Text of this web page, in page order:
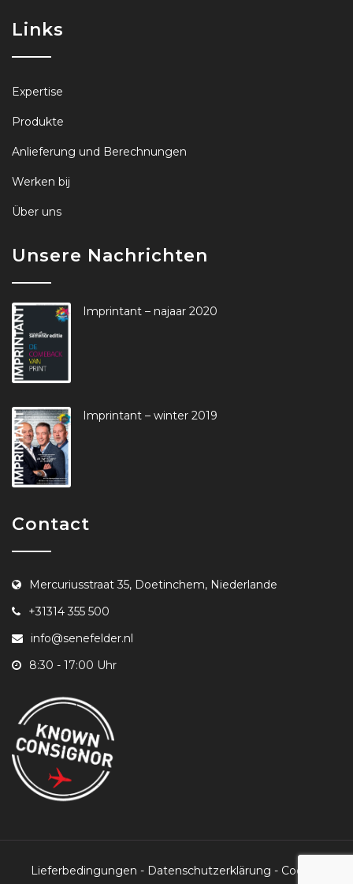
Links
Expertise
Produkte
Anlieferung und Berechnungen
Werken bij
Über uns
Unsere Nachrichten
Imprintant – najaar 2020
Imprintant – winter 2019
Contact
Mercuriusstraat 35, Doetinchem, Niederlande
+31314 355 500
info@senefelder.nl
8:30 - 17:00 Uhr
Lieferbedingungen - Datenschutzerklärung - Cookie-